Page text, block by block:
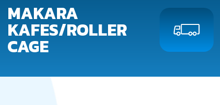
MAKARA
KAFES/ROLLER
CAGE